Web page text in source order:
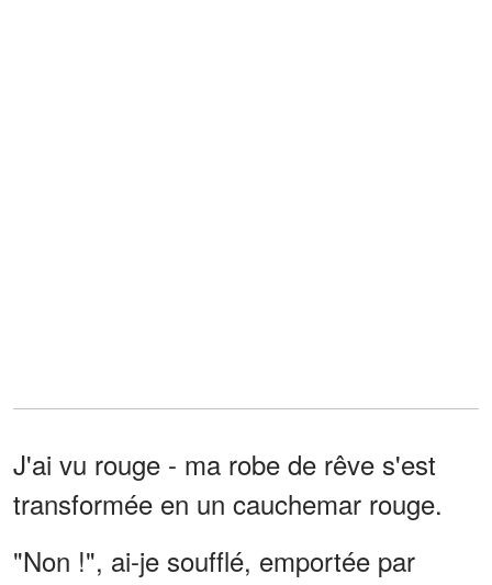
J'ai vu rouge - ma robe de rêve s'est
transformée en un cauchemar rouge.
"Non !", ai-je soufflé, emportée par